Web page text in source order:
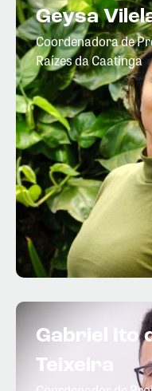
Geysa
Coordenadora de
Raízes da Caatinga
Gabriel Ito
Teixeira